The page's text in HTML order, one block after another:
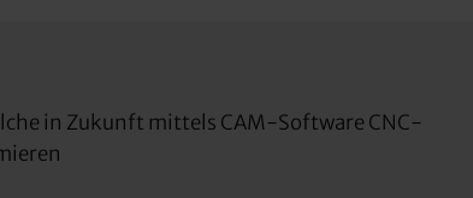
in Zukunft mittels CAM-Software CNC-